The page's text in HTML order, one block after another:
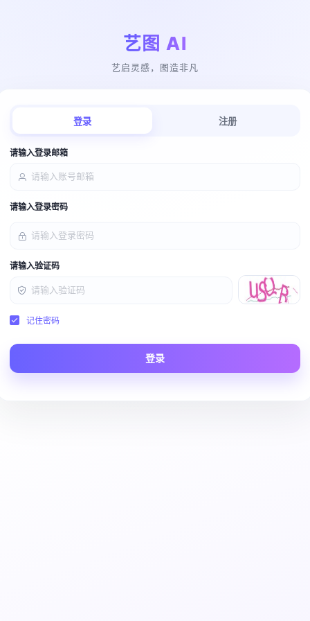
艺图 AI
艺启灵感，图造非凡
登录 注册
请输入登录邮箱
请输入登录密码
请输入验证码
记住密码
登录